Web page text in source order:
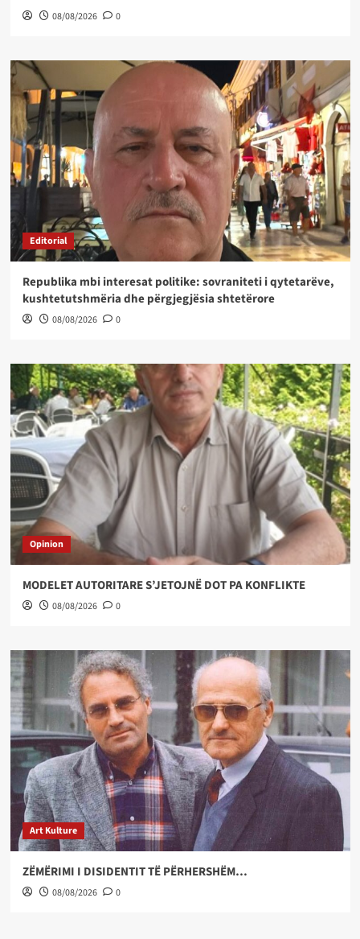
08/08/2026 0
Editorial
Republika mbi interesat politike: sovraniteti i qytetarëve,
kushtetutshmëria dhe përgjegjësia shtetërore
08/08/2026 0
Opinion
MODELET AUTORITARE S’JETOJNË DOT PA KONFLIKTE
08/08/2026 0
Art Kulture
ZËMËRIMI I DISIDENTIT TË PËRHERSHËM…
08/08/2026 0